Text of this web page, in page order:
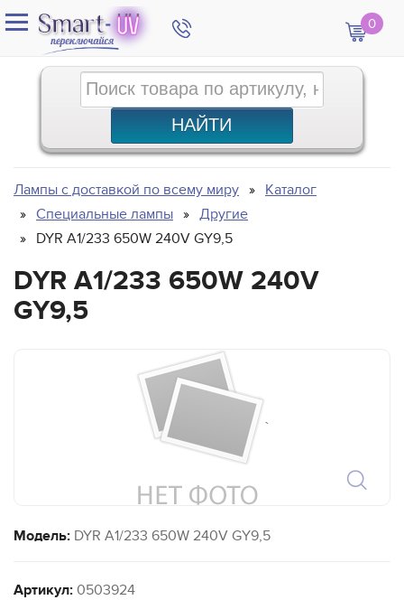
0
Лампы с доставкой по всему миру
Каталог
Специальные лампы
Другие
DYR A1/233 650W 240V GY9,5
DYR A1/233 650W 240V
GY9,5
`
Модель: DYR A1/233 650W 240V GY9,5
Артикул: 0503924